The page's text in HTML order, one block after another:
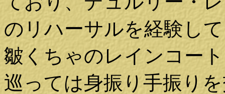
のリハーサルを経験し
皺くちゃのレインコー
巡っては身振り手振り